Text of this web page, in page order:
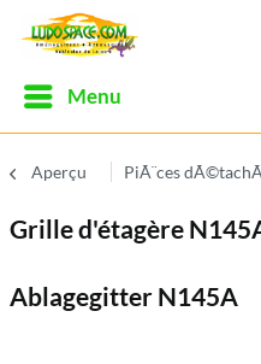
Menu
Aperçu PiÃ¨ces
Grille d'étagère
Ablagegitter N145A